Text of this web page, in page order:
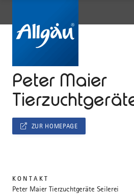
Peter Maier
ZUR HOMEPAGE
KONTAKT
Peter Maier Tierzuchtgeräte Seilerei